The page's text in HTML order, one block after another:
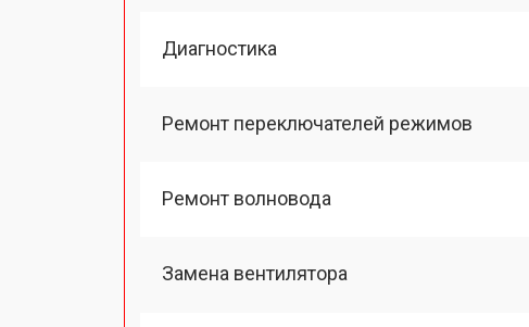
Диагностика
Ремонт переключателей режимов
Ремонт волновода
Замена вентилятора